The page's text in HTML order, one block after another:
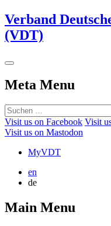
Verband
(VDT)
Meta Menu
Visit us on Facebook Visit
Visit us on Mastodon
MyVDT
en
de
Main Menu